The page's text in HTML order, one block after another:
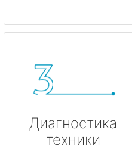
Диагностика
техники